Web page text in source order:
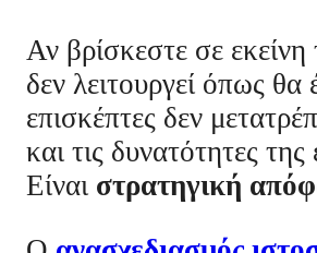
Αν βρίσκεστε σε
δεν λειτουργεί όπως θα
επισκέπτες δεν
και τις δυνατότητες
Είναι στρατηγική